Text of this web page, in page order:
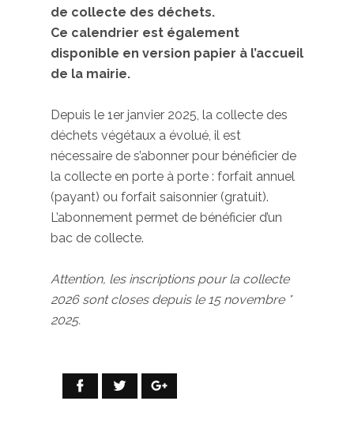
de collecte des déchets.
Ce calendrier est également
disponible en version papier à l’accueil
de la mairie.
Depuis le 1er janvier 2025, la collecte des
déchets végétaux a évolué, il est
nécessaire de s’abonner pour bénéficier de
la collecte en porte à porte : forfait annuel
(payant) ou forfait saisonnier (gratuit).
L’abonnement permet de bénéficier d’un
bac de collecte.
Attention, les inscriptions pour la collecte
2026 sont closes depuis le 15 novembre *
2025.